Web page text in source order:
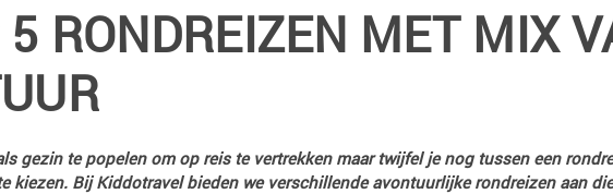
RONDREIZEN MET MIX
gezin te popelen om op reis te vertrekken maar twijfel je nog tussen een
kiezen. Bij Kiddotravel bieden we verschillende avontuurlijke rondreizen aan